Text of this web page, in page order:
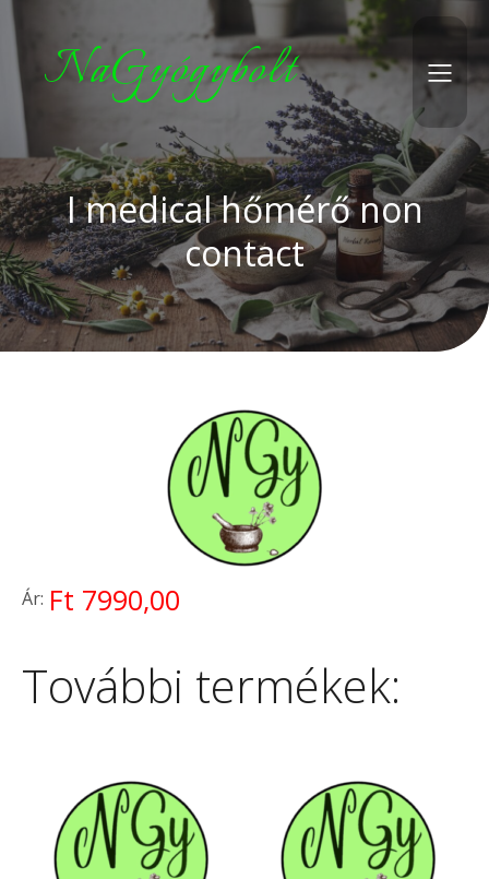
NaGyógybolt
I medical hőmérő non
contact
Ár: Ft 7990,00
További termékek: